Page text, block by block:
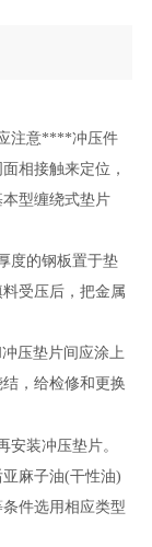
注意****冲压件
相接触来定位，
型缠绕式垫片
度的钢板置于垫
受压后，把金属
压垫片间应涂上
，给检修和更换
安装冲压垫片。
麻子油(干性油)
件选用相应类型